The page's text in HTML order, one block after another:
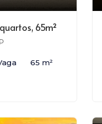
65m²
65 m²